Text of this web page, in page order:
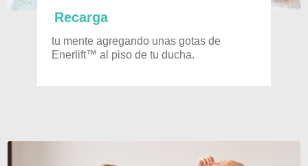
Recarga
tu mente agregando unas gotas de
Enerlift™ al piso de tu ducha.